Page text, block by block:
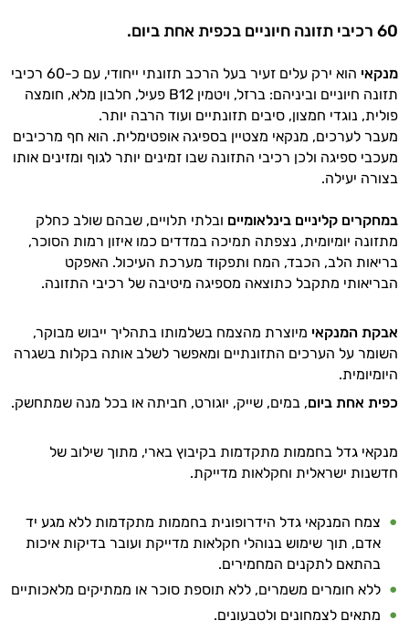
60 רכיבי תזונה חיוניים בכפית אחת ביום.
מנקאי
הוא ירק עלים זעיר בעל הרכב תזונתי ייחודי, עם כ-60 רכיבי
תזונה חיוניים וביניהם: ברזל, ויטמין B12 פעיל, חלבון מלא, חומצה
פולית, נוגדי חמצון, סיבים תזונתיים ועוד הרבה יותר.
מעבר לערכים, מנקאי מצטיין בספיגה אופטימלית. הוא חף מרכיבים
מעכבי ספיגה ולכן רכיבי התזונה שבו זמינים יותר לגוף ומזינים אותו
בצורה יעילה.
במחקרים קליניים בינלאומיים ובלתי תלויים, שבהם שולב כחלק
מתזונה יומיומית, נצפתה תמיכה במדדים כמו איזון רמות הסוכר,
בריאות הלב, הכבד, המח ותפקוד מערכת העיכול. האפקט
הבריאותי מתקבל כתוצאה מספיגה מיטיבה של רכיבי התזונה.
אבקת המנקאי מיוצרת מהצמח בשלמותו בתהליך ייבוש מבוקר,
השומר על הערכים התזונתיים ומאפשר לשלב אותה בקלות בשגרה
היומיומית.
כפית אחת ביום, במים, שייק, יוגורט, חביתה או בכל מנה שמתחשק.
מנקאי גדל בחממות מתקדמות בקיבוץ בארי, מתוך שילוב של
חדשנות ישראלית וחקלאות מדייקת.
צמח המנקאי גדל הידרופונית בחממות מתקדמות ללא מגע יד
אדם, תוך שימוש בנוהלי חקלאות מדייקת ועובר בדיקות איכות
בהתאם לתקנים המחמירים.
ללא חומרים משמרים, ללא תוספת סוכר או ממתיקים מלאכותיים
מתאים לצמחונים ולטבעונים.